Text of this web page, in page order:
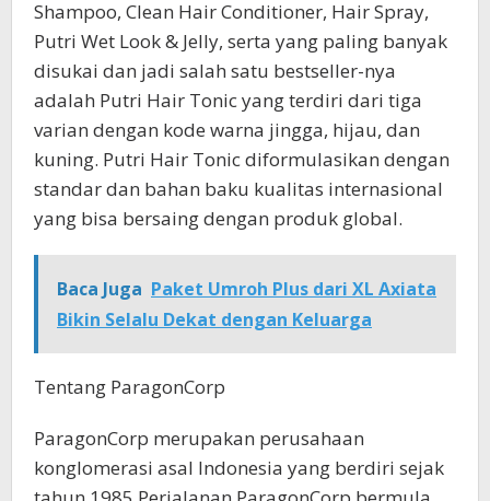
Shampoo, Clean Hair Conditioner, Hair Spray,
Putri Wet Look & Jelly, serta yang paling banyak
disukai dan jadi salah satu bestseller-nya
adalah Putri Hair Tonic yang terdiri dari tiga
varian dengan kode warna jingga, hijau, dan
kuning. Putri Hair Tonic diformulasikan dengan
standar dan bahan baku kualitas internasional
yang bisa bersaing dengan produk global.
Baca Juga Paket Umroh Plus dari XL Axiata
Bikin Selalu Dekat dengan Keluarga
Tentang ParagonCorp
ParagonCorp merupakan perusahaan
konglomerasi asal Indonesia yang berdiri sejak